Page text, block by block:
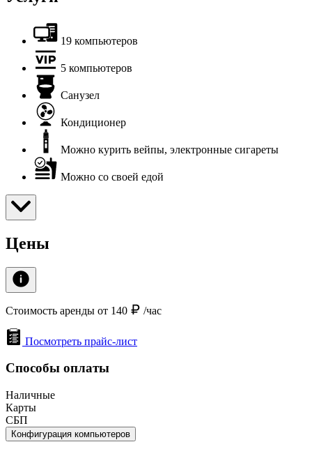
19 компьютеров
5 компьютеров
Санузел
Кондиционер
Можно курить вейпы, электронные сигареты
Можно со своей едой
Цены
Стоимость аренды от 140 /час
Посмотреть прайс-лист
Способы оплаты
Наличные
Карты
СБП
Конфигурация компьютеров